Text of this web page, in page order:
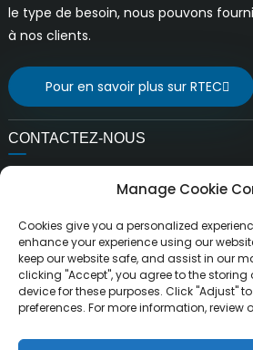
le type de besoin, nous pouvons
à nos clients.
Pour en savoir plus sur RTEC
CONTACTEZ-NOUS
ventes@rfrid.com
Adresse:
10e bâtiment, base
scientifique, ville de MianYang,
Manage Cookie
Cookies give you a personalized
enhance your experience using our
keep our website safe, and assist in our
clicking "Accept", you agree to the storing
device for these purposes. Click "Adjust"
preferences. For more information, review